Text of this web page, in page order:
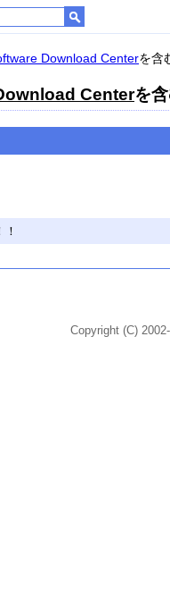
Download Centerを含
Centerを
Copyright (C)